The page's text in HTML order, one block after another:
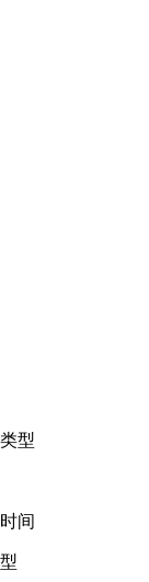
型
间